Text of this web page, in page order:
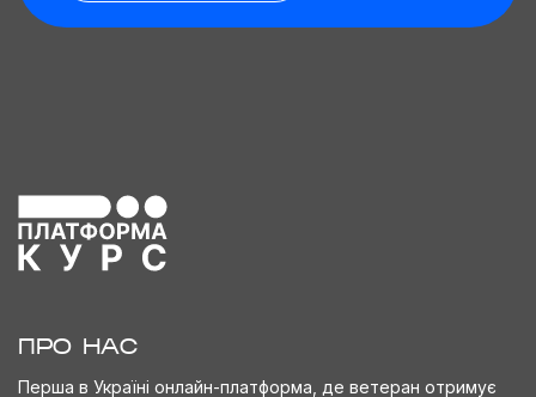
ПРО НАС
Перша в Україні онлайн-платформа, де ветеран отримує